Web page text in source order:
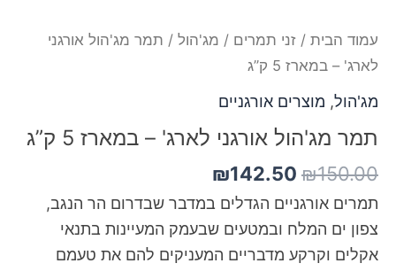
עמוד הבית / זני תמרים / מג'הול / תמר מג'הול אורגני
לארג' – במארז 5 ק”ג
מג'הול, מוצרים אורגניים
תמר מג'הול אורגני לארג' – במארז 5 ק”ג
₪150.00
₪142.50
תמרים אורגניים הגדלים במדבר שבדרום הר הנגב,
צפון ים המלח ובמטעים שבעמק המעיינות בתנאי
אקלים וקרקע מדבריים המעניקים להם את טעמם